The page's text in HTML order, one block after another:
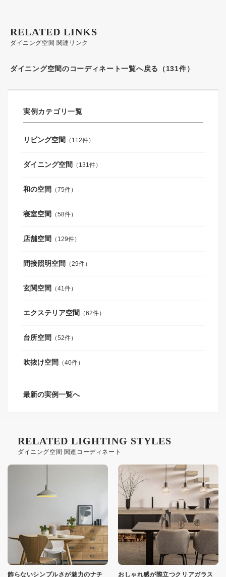
ダイニング空間 関連リンク
RELATED LINKS
ダイニング空間のコーディネート一覧へ戻る（131件）
実例カテゴリ一覧
リビング空間 （112件）
ダイニング空間 （131件）
和の空間 （75件）
寝室空間 （58件）
店舗空間 （129件）
間接照明空間 （29件）
玄関空間 （41件）
エクステリア空間 （62件）
台所空間 （52件）
吹抜け空間 （40件）
最新の実例一覧へ
ダイニング空間 関連コーディネート
RELATED LIGHTING STYLES
飾らないシンプルさが魅力のナチ おしゃれ感が際立つクリアガラス